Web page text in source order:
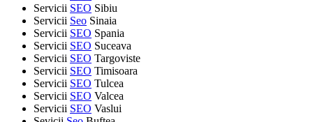
Servicii SEO Sibiu
Servicii Seo Sinaia
Servicii SEO Spania
Servicii SEO Suceava
Servicii SEO Targoviste
Servicii SEO Timisoara
Servicii SEO Tulcea
Servicii SEO Valcea
Servicii SEO Vaslui